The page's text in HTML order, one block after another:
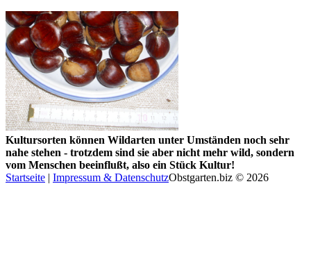
Kultursorten können Wildarten unter Umständen noch sehr
nahe stehen - trotzdem sind sie aber nicht mehr wild, sondern
vom Menschen beeinflußt, also ein Stück Kultur!
Startseite | Impressum & DatenschutzObstgarten.biz © 2026